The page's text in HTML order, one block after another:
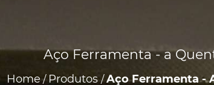
Home/ Produtos/Aço Ferramenta -
Aço Ferramenta - a